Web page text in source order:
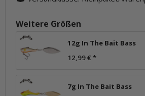
Weitere Größen
12g In The Bait Bass
12,99 € *
7g In The Bait Bass